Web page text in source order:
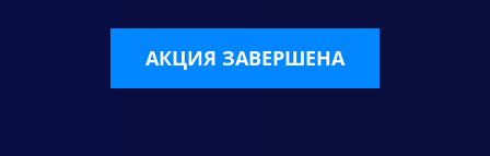
АКЦИЯ ЗАВЕРШЕНА